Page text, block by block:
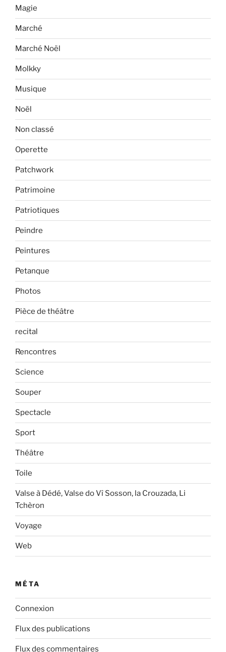
Magie
Marché
Marché Noël
Molkky
Musique
Noël
Non classé
Operette
Patchwork
Patrimoine
Patriotiques
Peindre
Peintures
Petanque
Photos
Pièce de théâtre
recital
Rencontres
Science
Souper
Spectacle
Sport
Théâtre
Toile
Valse à Dédé, Valse do Vî Sosson, la Crouzada, Li
Tchèron
Voyage
Web
MÉTA
Connexion
Flux des publications
Flux des commentaires